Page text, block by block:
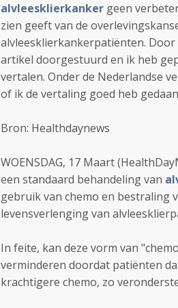
alvleesklierkanker geen
zien geeft van de
alvleesklierkankerpatiënten.
artikel doorgestuurd en ik heb
vertalen. Onder de Nederlandse
of ik de vertaling goed heb
Bron: Healthdaynews
WOENSDAG, 17 Maart
een standaard behandeling van
gebruik van chemo en bestraling
levensverlenging van
In feite, kan deze vorm van
verminderen doordat patiënten
krachtigere chemo, zo